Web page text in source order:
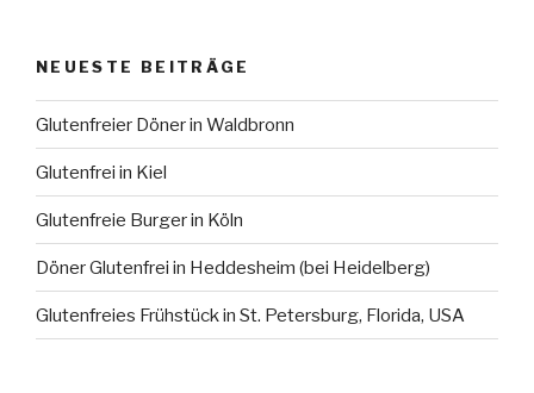
NEUESTE BEITRÄGE
Glutenfreier Döner in Waldbronn
Glutenfrei in Kiel
Glutenfreie Burger in Köln
Döner Glutenfrei in Heddesheim (bei Heidelberg)
Glutenfreies Frühstück in St. Petersburg, Florida, USA